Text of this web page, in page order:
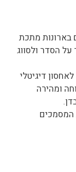
בארונות מתכת
הסדר ולסווג
דיגיטלי
ומהירה
המסמכים